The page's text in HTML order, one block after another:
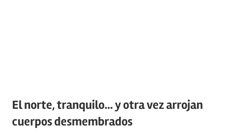
El norte, tranquilo… y otra vez arrojan
cuerpos desmembrados